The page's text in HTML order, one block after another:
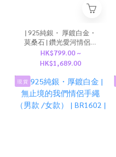
| 925純銀・ 厚鍍白金・
莫桑石 | 鑽光愛河情侶戒
指（男款/女款） |
RI0870 |
HK$799.00 ~
HK$1,689.00
現 貨